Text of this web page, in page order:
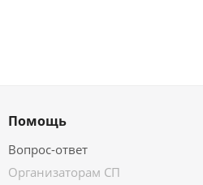
Помощь
Вопрос-ответ
Организаторам СП